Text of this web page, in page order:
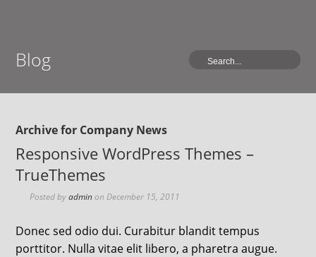
Blog
Archive for Company News
Responsive WordPress Themes –
TrueThemes
Posted byadminonDecember 15, 2011
Donec sed odio dui. Curabitur blandit tempus
porttitor. Nulla vitae elit libero, a pharetra augue.